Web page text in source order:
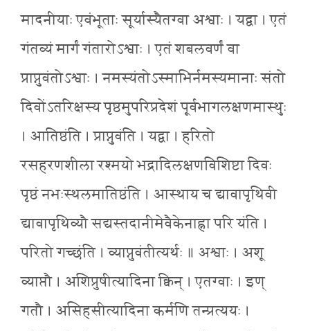
मादनीयाः एवंभूताः सूर्यास्यैतग्वा अश्वाः । यद्वा । एतं
गंतव्यं मार्गं गंतारोऽश्वाः । एतं शबलवर्णं वा
प्राप्नुवंतोऽश्वाः । नमस्यंतोऽस्माभिर्नमस्यमानाः संतो
दिवोंऽतरिक्षस्य पृष्ठमुपरिप्रदेशं पूर्वभागलक्षणमास्थुः
। आतिष्ठंति । प्राप्नुवंति । यद्वा । हरितो
रसहरणशीला रश्मयो भद्रादिलक्षणविशिष्टा दिवः
पृष्ठं नभःस्थलमातिष्ठंति । आस्थाय च द्यावापृथिवी
द्यावापृथिव्यौ सद्यस्तदानीमेवैकेनाह्ना परि यंति ।
परितो गच्छंति । व्याप्नुवंतीत्यर्थः ॥ अश्वाः । अशू
व्याप्तौ । अशिप्रुषीत्यादिना क्विन् । एतग्वाः । इण्
गतौ । असिहसीत्यादिना कर्मणि तन्प्रत्ययः ।